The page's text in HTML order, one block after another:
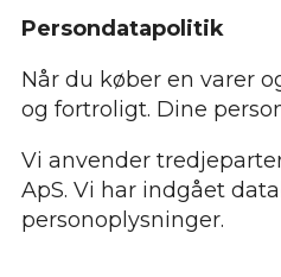
Persondatapolitik
Når du køber en varer
og fortroligt. Dine
Vi anvender
ApS. Vi har indgået
personoplysninger.